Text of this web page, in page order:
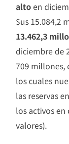
altoen
$us 15.084,2
13.462,3
diciembre de
709 millones,
los cuales
las reservas
los activos en
valores).